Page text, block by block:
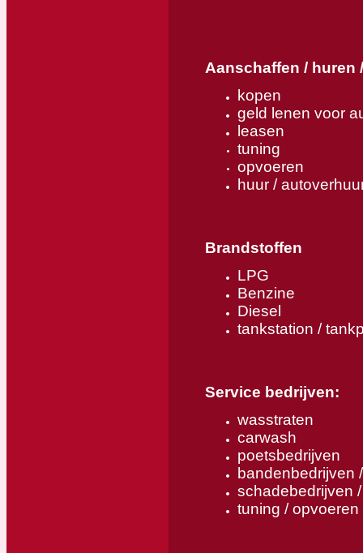
Aanschaffen / huren
kopen
geld lenen voor
leasen
tuning
opvoeren
huur /
Brandstoffen
LPG
Benzine
Diesel
tankstation /
Service bedrijven:
wasstraten
carwash
poetsbedrijven
bandenbedrijven
schadebedrijven
tuning / opvoeren